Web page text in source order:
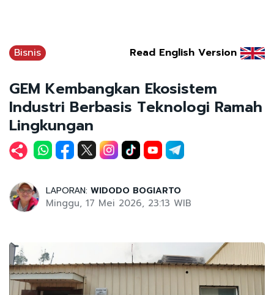
Bisnis Read English Version
GEM Kembangkan Ekosistem
Industri Berbasis Teknologi Ramah
Lingkungan
LAPORAN: WIDODO BOGIARTO
Minggu, 17 Mei 2026, 23:13 WIB